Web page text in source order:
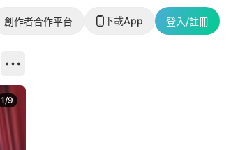
創作者合作平台 下載App 登入/註冊
1/9